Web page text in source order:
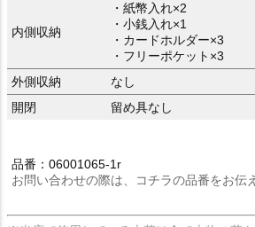
内側収納
・紙幣入れ×2
・小銭入れ×1
・カードホルダー×3
・フリーポケット×3
外側収納
なし
開閉
留め具なし
品番：06001065-1r
お問い合わせの際は、コチラの品番をお伝